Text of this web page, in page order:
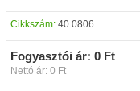
Cikkszám: 40.0806
Fogyasztói ár: 0 Ft
Nettó ár: 0 Ft